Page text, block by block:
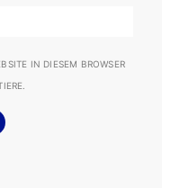
IN DIESEM BROWSER